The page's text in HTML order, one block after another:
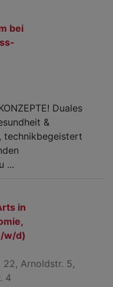
bei
Duales
&
technikbegeistert
...
in
w/d)
22, Arnoldstr. 5,
4